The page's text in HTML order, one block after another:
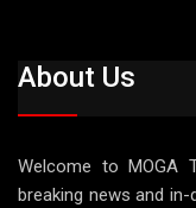
About Us
Welcome to MOGA
breaking news and